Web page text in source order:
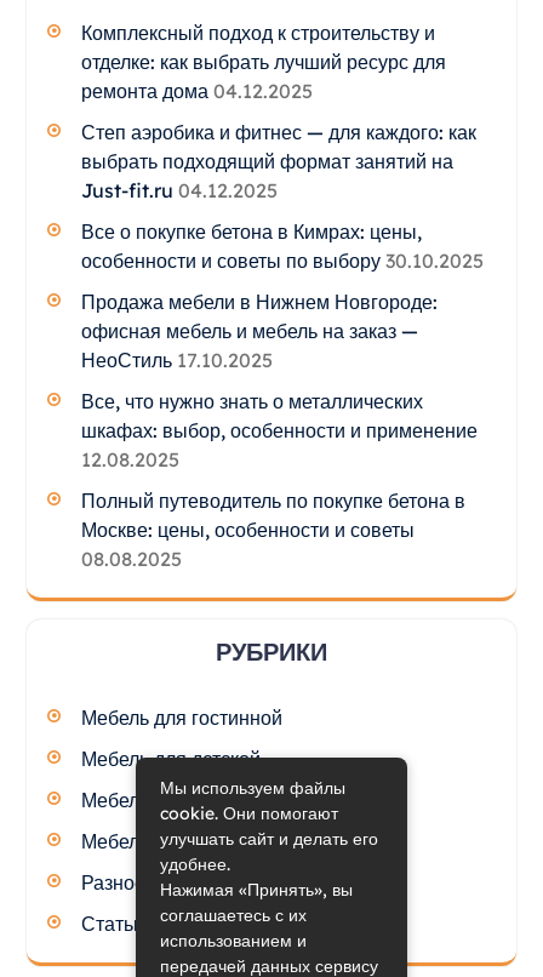
Комплексный подход к строительству и
отделке: как выбрать лучший ресурс для
ремонта дома 04.12.2025
Степ аэробика и фитнес — для каждого: как
выбрать подходящий формат занятий на
Just-fit.ru 04.12.2025
Все о покупке бетона в Кимрах: цены,
особенности и советы по выбору 30.10.2025
Продажа мебели в Нижнем Новгороде:
офисная мебель и мебель на заказ —
НеоСтиль 17.10.2025
Все, что нужно знать о металлических
шкафах: выбор, особенности и применение
12.08.2025
Полный путеводитель по покупке бетона в
Москве: цены, особенности и советы
08.08.2025
РУБРИКИ
Мебель для гостинной
Мебель для детской
Мебель для кухни
Мебель для спальни
Разное
Статьи
Мы используем файлы
cookie. Они помогают
улучшать сайт и делать его
удобнее.
Нажимая «Принять», вы
соглашаетесь с их
использованием и
передачей данных сервису